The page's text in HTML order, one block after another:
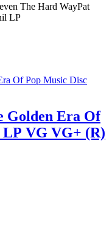
The Hard WayPat
LP
Golden Era Of
Pop Music Disc Vinil LP VG VG+ (R)